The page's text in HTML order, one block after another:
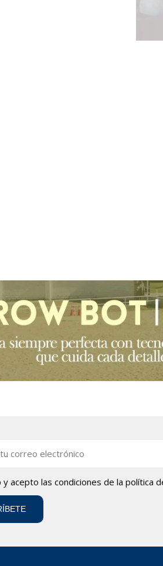
y acepto las condiciones de lapolítica